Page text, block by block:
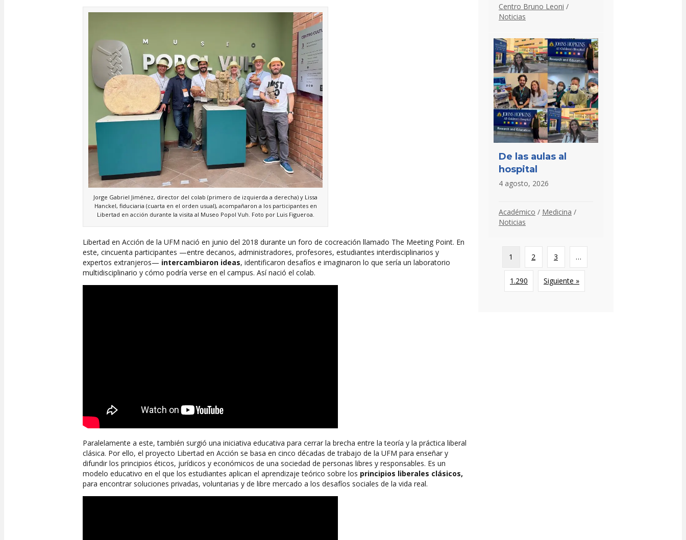
Jorge Gabriel Jiménez, director del colab (primero de izquierda a derecha) y Lissa
Hanckel, fiduciaria (cuarta en el orden usual), acompañaron a los participantes en
Libertad en acción durante la visita al Museo Popol Vuh. Foto por Luis Figueroa.
Libertad en Acción de la UFM nació en junio del 2018 durante un foro de cocreación llamado The Meeting Point. En
este, cincuenta participantes —entre decanos, administradores, profesores, estudiantes interdisciplinarios y
expertos extranjeros— intercambiaron ideas, identificaron desafíos e imaginaron lo que sería un laboratorio
multidisciplinario y cómo podría verse en el campus. Así nació el colab.
Paralelamente a este, también surgió una iniciativa educativa para cerrar la brecha entre la teoría y la práctica liberal
clásica. Por ello, el proyecto Libertad en Acción se basa en cinco décadas de trabajo de la UFM para enseñar y
difundir los principios éticos, jurídicos y económicos de una sociedad de personas libres y responsables. Es un
modelo educativo en el que los estudiantes aplican el aprendizaje teórico sobre los principios liberales clásicos,
para encontrar soluciones privadas, voluntarias y de libre mercado a los desafíos sociales de la vida real.
Centro Bruno Leoni /
Noticias
De las aulas al
hospital
4 agosto, 2026
Académico / Medicina /
Noticias
1 2 3 …
1.290 Siguiente »